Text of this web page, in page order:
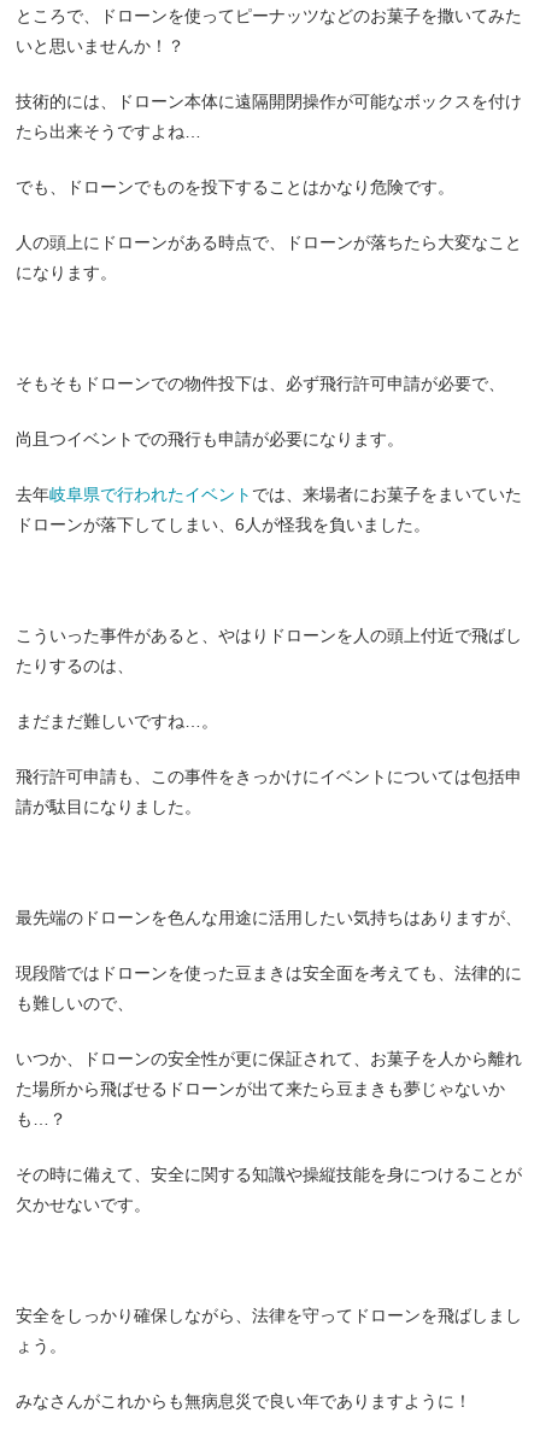
ところで、ドローンを使ってピーナッツなどのお菓子を撒いてみた
いと思いませんか！？
技術的には、ドローン本体に遠隔開閉操作が可能なボックスを付け
たら出来そうですよね…
でも、ドローンでものを投下することはかなり危険です。
人の頭上にドローンがある時点で、ドローンが落ちたら大変なこと
になります。
そもそもドローンでの物件投下は、必ず飛行許可申請が必要で、
尚且つイベントでの飛行も申請が必要になります。
去年岐阜県で行われたイベント では、来場者にお菓子をまいていた
ドローンが落下してしまい、6人が怪我を負いました。
こういった事件があると、やはりドローンを人の頭上付近で飛ばし
たりするのは、
まだまだ難しいですね…。
飛行許可申請も、この事件をきっかけにイベントについては包括申
請が駄目になりました。
最先端のドローンを色んな用途に活用したい気持ちはありますが、
現段階ではドローンを使った豆まきは安全面を考えても、法律的に
も難しいので、
いつか、ドローンの安全性が更に保証されて、お菓子を人から離れ
た場所から飛ばせるドローンが出て来たら豆まきも夢じゃないか
も…？
その時に備えて、安全に関する知識や操縦技能を身につけることが
欠かせないです。
安全をしっかり確保しながら、法律を守ってドローンを飛ばしまし
ょう。
みなさんがこれからも無病息災で良い年でありますように！